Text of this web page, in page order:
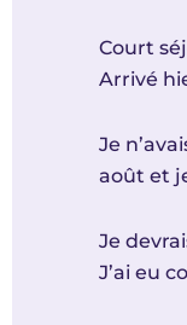
Court
Arrivé
Je
août et
Je
J’ai eu